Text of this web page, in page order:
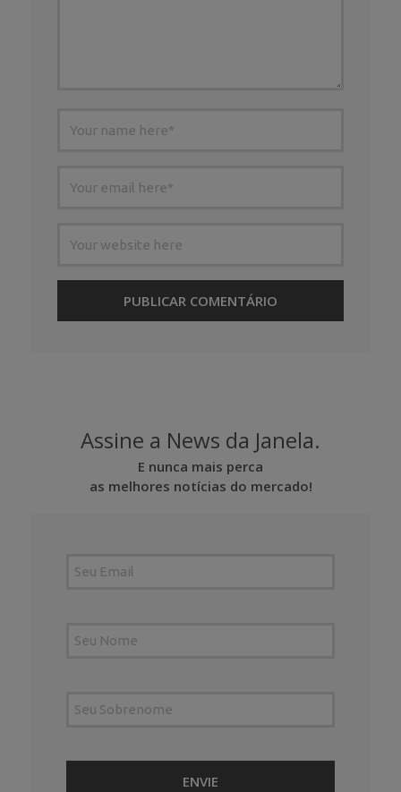
Assine a News da Janela.
E nunca mais perca
as melhores notícias do mercado!